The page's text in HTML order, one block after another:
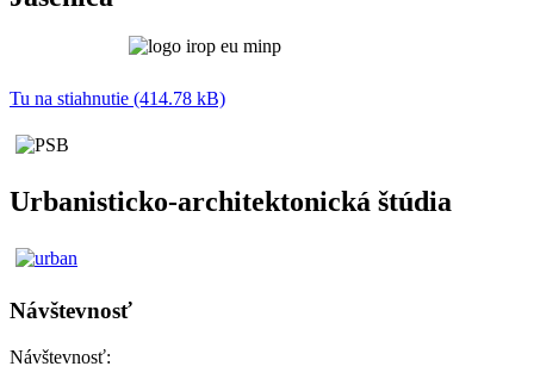
Tu na stiahnutie (414.78 kB)
Urbanisticko-architektonická štúdia
Návštevnosť
Návštevnosť: